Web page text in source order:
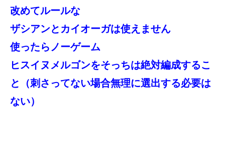
改めてルールな
ザシアンとカイオーガは使えません
使ったらノーゲーム
ヒスイヌメルゴンをそっちは絶対編成するこ
と（刺さってない場合無理に選出する必要は
ない）